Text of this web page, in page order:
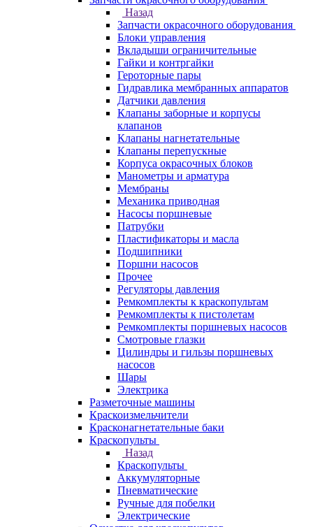
Назад
Запчасти окрасочного оборудования
Блоки управления
Вкладыши ограничительные
Гайки и контргайки
Героторные пары
Гидравлика мембранных аппаратов
Датчики давления
Клапаны заборные и корпусы
клапанов
Клапаны нагнетательные
Клапаны перепускные
Корпуса окрасочных блоков
Манометры и арматура
Мембраны
Механика приводная
Насосы поршневые
Патрубки
Пластификаторы и масла
Подшипники
Поршни насосов
Прочее
Регуляторы давления
Ремкомплекты к краскопультам
Ремкомплекты к пистолетам
Ремкомплекты поршневых насосов
Смотровые глазки
Цилиндры и гильзы поршневых
насосов
Шары
Электрика
Разметочные машины
Краскоизмельчители
Красконагнетательные баки
Краскопульты
Назад
Краскопульты
Аккумуляторные
Пневматические
Ручные для побелки
Электрические